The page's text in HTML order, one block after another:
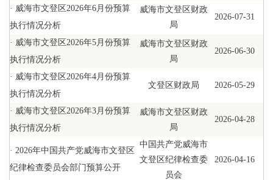
· 威海市文登区2026年6月份预算
执行情况分析
威海市文登区财政
局
2026-07-31
· 威海市文登区2026年5月份预算
执行情况分析
威海市文登区财政
局
2026-06-30
· 威海市文登区2026年4月份预算
执行情况分析
文登区财政局 2026-05-29
· 威海市文登区2026年3月份预算
执行情况分析
威海市文登区财政
局
2026-04-28
· 2026年中国共产党威海市文登区
纪律检查委员会部门预算公开
中国共产党威海市
文登区纪律检查委
员会
2026-04-16